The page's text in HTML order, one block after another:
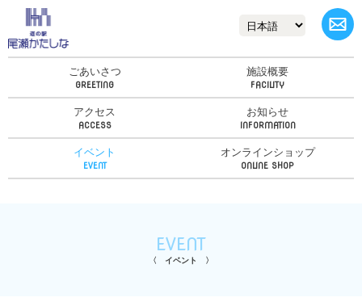
ごあいさつ 施設概要
アクセス お知らせ
イベント オンラインショップ
EVENT
イベント